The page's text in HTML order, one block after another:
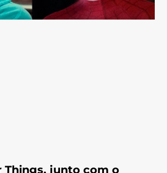
Things, junto com o